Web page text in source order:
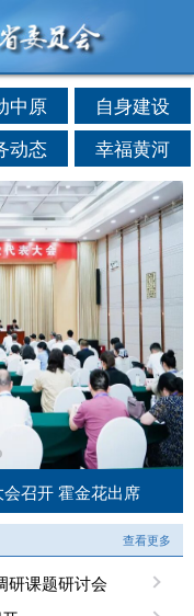
中原
自身建设
动态 幸福黄河
召开 霍金花出席
查看更多
研课题研讨会